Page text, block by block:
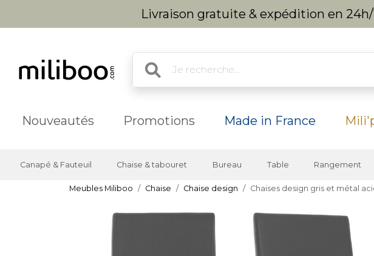
Livraison gratuite & expédition en
Nouveautés Promotions Made in France
Canapé & Fauteuil Chaise & tabouret Bureau Table Rangement
Meubles Miliboo Chaise Chaise design Chaises design gris et métal